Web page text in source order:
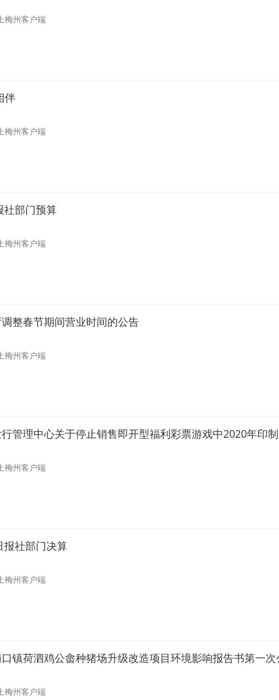
梅州客户端
伴
梅州客户端
社部门预算
梅州客户端
整春节期间营业时间的公告
梅州客户端
梅州客户端
报社部门决算
梅州客户端
镇荷泗鸡公畲种猪场升级改造项目环境影响报告书第一次
梅州客户端